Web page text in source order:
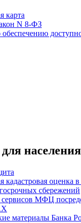
карта
N 8-ФЗ
населения
кадастровая оценка в
сбережений
сервисов МФЦ
материалы Банка